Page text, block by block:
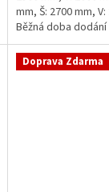
mm, Š: 2700 mm,
Běžná doba
objednávky.
Doprava Zdarma